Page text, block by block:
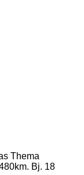
Thema
Bj. 18